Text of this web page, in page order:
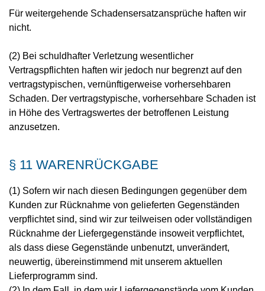
Für weitergehende Schadensersatzansprüche haften wir
nicht.
(2) Bei schuldhafter Verletzung wesentlicher
Vertragspflichten haften wir jedoch nur begrenzt auf den
vertragstypischen, vernünftigerweise vorhersehbaren
Schaden. Der vertragstypische, vorhersehbare Schaden ist
in Höhe des Vertragswertes der betroffenen Leistung
anzusetzen.
§ 11 WARENRÜCKGABE
(1) Sofern wir nach diesen Bedingungen gegenüber dem
Kunden zur Rücknahme von gelieferten Gegenständen
verpflichtet sind, sind wir zur teilweisen oder vollständigen
Rücknahme der Liefergegenstände insoweit verpflichtet,
als dass diese Gegenstände unbenutzt, unverändert,
neuwertig, übereinstimmend mit unserem aktuellen
Lieferprogramm sind.